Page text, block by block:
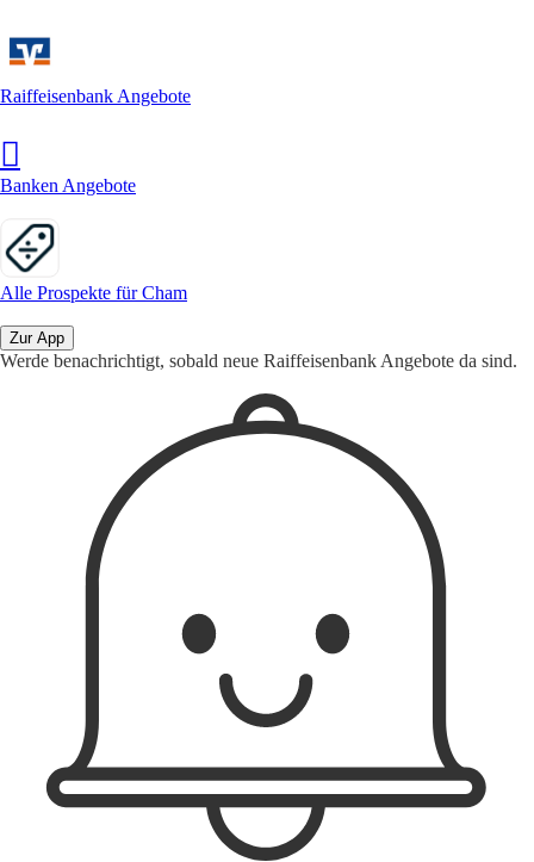
Raiffeisenbank Angebote
Banken Angebote
Alle Prospekte für Cham
Zur App
Werde benachrichtigt, sobald neue Raiffeisenbank Angebote da sind.